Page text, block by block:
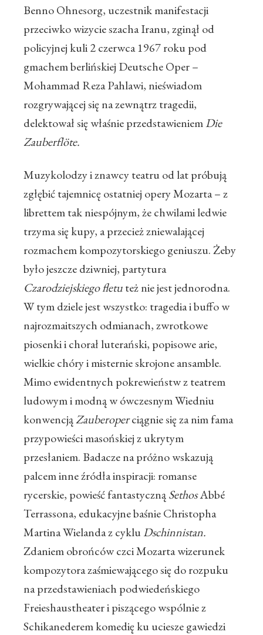
Benno Ohnesorg, uczestnik manifestacji
przeciwko wizycie szacha Iranu, zginął od
policyjnej kuli 2 czerwca 1967 roku pod
gmachem berlińskiej Deutsche Oper –
Mohammad Reza Pahlawi, nieświadom
rozgrywającej się na zewnątrz tragedii,
delektował się właśnie przedstawieniemDie
Zauberflöte.
Muzykolodzy i znawcy teatru od lat próbują
zgłębić tajemnicę ostatniej opery Mozarta – z
librettem tak niespójnym, że chwilami ledwie
trzyma się kupy, a przecież zniewalającej
rozmachem kompozytorskiego geniuszu. Żeby
było jeszcze dziwniej, partytura
Czarodziejskiego fletuteż nie jest jednorodna.
W tym dziele jest wszystko: tragedia i buffo w
najrozmaitszych odmianach, zwrotkowe
piosenki i chorał luterański, popisowe arie,
wielkie chóry i misternie skrojone ansamble.
Mimo ewidentnych pokrewieństw z teatrem
ludowym i modną w ówczesnym Wiedniu
konwencjąZauberoperciągnie się za nim fama
przypowieści masońskiej z ukrytym
przesłaniem. Badacze na próżno wskazują
palcem inne źródła inspiracji: romanse
rycerskie, powieść fantastycznąSethosAbbé
Terrassona, edukacyjne baśnie Christopha
Martina Wielanda z cykluDschinnistan.
Zdaniem obrońców czci Mozarta wizerunek
kompozytora zaśmiewającego się do rozpuku
na przedstawieniach podwiedeńskiego
Freieshaustheater i piszącego wspólnie z
Schikanederem komedię ku uciesze gawiedzi